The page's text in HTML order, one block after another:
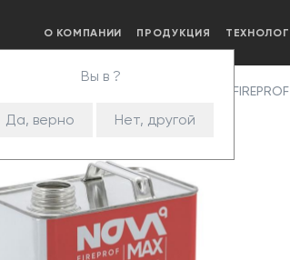
Вы в ?
Да, верно Нет, другой
О КОМПАНИИ ПРОДУКЦИЯ